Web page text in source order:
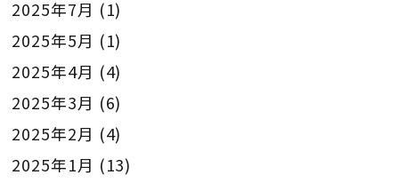
2025年7月 (1)
2025年5月 (1)
2025年4月 (4)
2025年3月 (6)
2025年2月 (4)
2025年1月 (13)